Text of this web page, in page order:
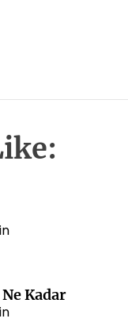
Kadar